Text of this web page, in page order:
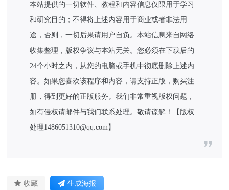
本站提供的一切软件、教程和内容信息仅限用于学习
和研究目的；不得将上述内容用于商业或者非法用
途，否则，一切后果请用户自负。本站信息来自网络
收集整理，版权争议与本站无关。您必须在下载后的
24个小时之内，从您的电脑或手机中彻底删除上述内
容。如果您喜欢该程序和内容，请支持正版，购买注
册，得到更好的正版服务。我们非常重视版权问题，
如有侵权请邮件与我们联系处理。敬请谅解！【版权
处理1486051310@qq.com】
收藏 生成海报